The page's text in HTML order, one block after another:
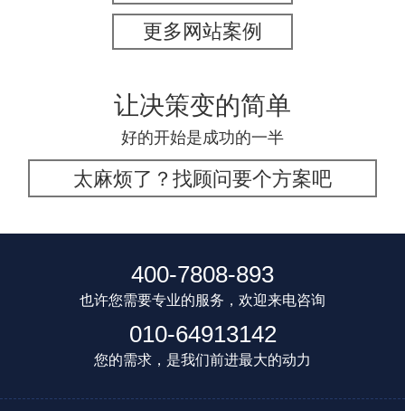
更多网站案例
让决策变的简单
好的开始是成功的一半
太麻烦了？找顾问要个方案吧
400-7808-893
也许您需要专业的服务，欢迎来电咨询
010-64913142
您的需求，是我们前进最大的动力